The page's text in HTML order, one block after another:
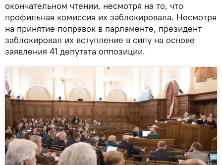
окончательном чтении, несмотря на то, что
профильная комиссия их заблокировала. Несмотря
на принятие поправок в парламенте, президент
заблокировал их вступление в силу на основе
заявления 41 депутата оппозиции.